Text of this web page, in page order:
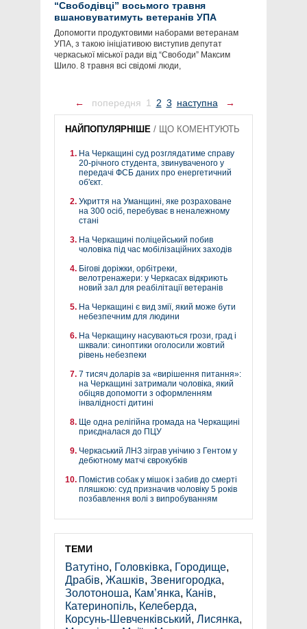
“Свободівці” восьмого травня
вшановуватимуть ветеранів УПА
Допомогти продуктовими наборами ветеранам
УПА, з такою ініціативою виступив депутат
черкаської міської ради від “Свободи” Максим
Шило. 8 травня всі свідомі люди,
← попередня 1 2 3 наступна →
НАЙПОПУЛЯРНІШЕ / ЩО КОМЕНТУЮТЬ
На Черкащині суд розглядатиме справу
20-річного студента, звинуваченого у
передачі ФСБ даних про енергетичний
об'єкт.
Укриття на Уманщині, яке розраховане
на 300 осіб, перебуває в неналежному
стані
На Черкащині поліцейський побив
чоловіка під час мобілізаційних заходів
Бігові доріжки, орбітреки,
велотренажери: у Черкасах відкриють
новий зал для реабілітації ветеранів
На Черкащині є вид змії, який може бути
небезпечним для людини
На Черкащину насуваються грози, град і
шквали: синоптики оголосили жовтий
рівень небезпеки
7 тисяч доларів за «вирішення питання»:
на Черкащині затримали чоловіка, який
обіцяв допомогти з оформленням
інвалідності дитині
Ще одна релігійна громада на Черкащині
приєдналася до ПЦУ
Черкаський ЛНЗ зіграв унічию з Гентом у
дебютному матчі єврокубків
Помістив собак у мішок і забив до смерті
пляшкою: суд призначив чоловіку 5 років
позбавлення волі з випробуванням
ТЕМИ
Ватутіно, Головківка, Городище,
Драбів, Жашків, Звенигородка,
Золотоноша, Кам’янка, Канів,
Катеринопіль, Келеберда,
Корсунь-Шевченківський, Лисянка,